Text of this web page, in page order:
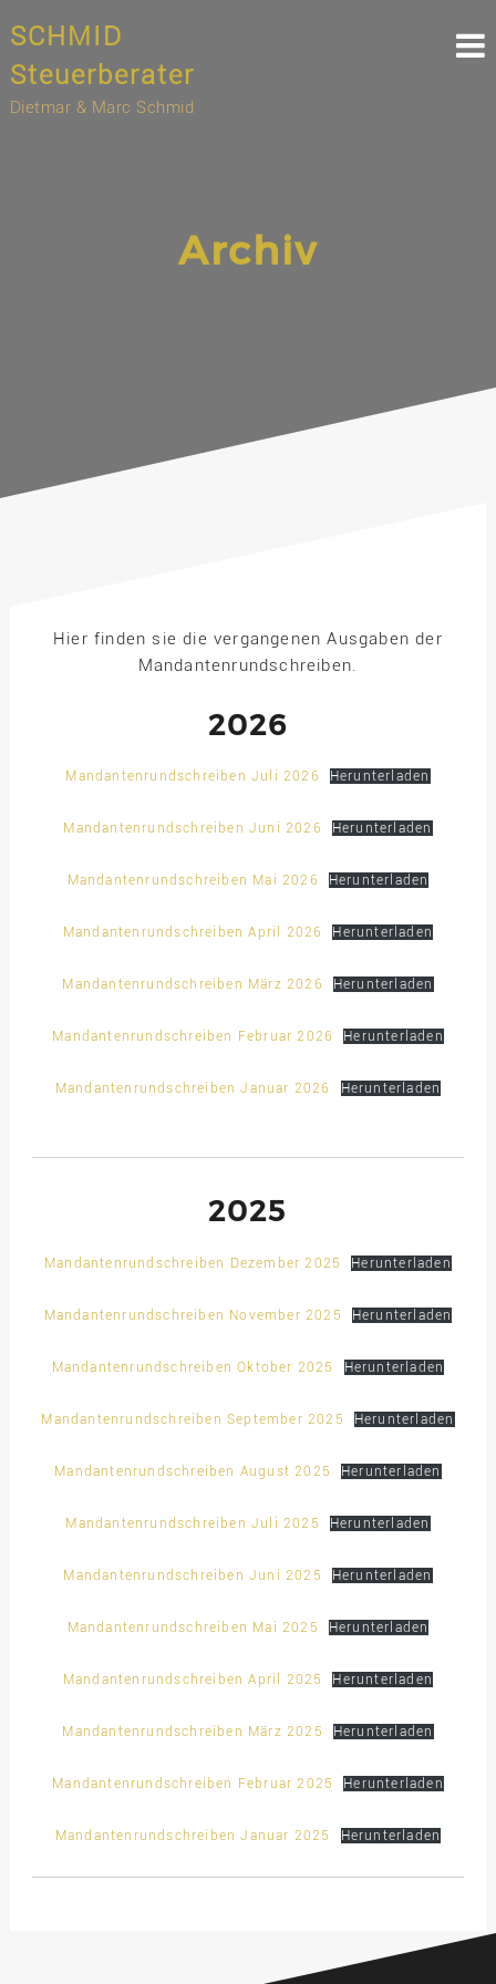
toSCHMID
Steuerberater
Dietmar & Marc Schmid
Archiv
Hier finden sie die vergangenen Ausgaben der
Mandantenrundschreiben.
2026
Mandantenrundschreiben Juli 2026 Herunterladen
Mandantenrundschreiben Juni 2026 Herunterladen
Mandantenrundschreiben Mai 2026 Herunterladen
Mandantenrundschreiben April 2026 Herunterladen
Mandantenrundschreiben März 2026 Herunterladen
Mandantenrundschreiben Februar 2026 Herunterladen
Mandantenrundschreiben Januar 2026 Herunterladen
2025
Mandantenrundschreiben Dezember 2025 Herunterladen
Mandantenrundschreiben November 2025 Herunterladen
Mandantenrundschreiben Oktober 2025 Herunterladen
Mandantenrundschreiben September 2025 Herunterladen
Mandantenrundschreiben August 2025 Herunterladen
Mandantenrundschreiben Juli 2025 Herunterladen
Mandantenrundschreiben Juni 2025 Herunterladen
Mandantenrundschreiben Mai 2025 Herunterladen
Mandantenrundschreiben April 2025 Herunterladen
Mandantenrundschreiben März 2025 Herunterladen
Mandantenrundschreiben Februar 2025 Herunterladen
Mandantenrundschreiben Januar 2025 Herunterladen